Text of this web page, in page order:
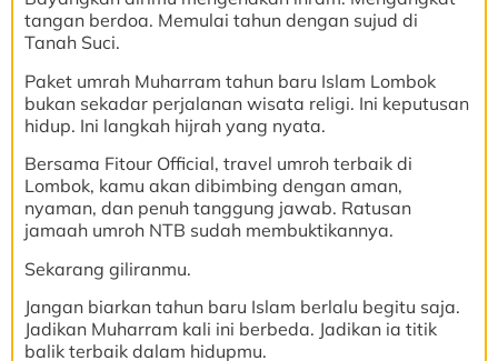
tangan berdoa. Memulai tahun dengan sujud di
Tanah Suci.
Paket umrah Muharram tahun baru Islam Lombok
bukan sekadar perjalanan wisata religi. Ini keputusan
hidup. Ini langkah hijrah yang nyata.
Bersama Fitour Official, travel umroh terbaik di
Lombok, kamu akan dibimbing dengan aman,
nyaman, dan penuh tanggung jawab. Ratusan
jamaah umroh NTB sudah membuktikannya.
Sekarang giliranmu.
Jangan biarkan tahun baru Islam berlalu begitu saja.
Jadikan Muharram kali ini berbeda. Jadikan ia titik
balik terbaik dalam hidupmu.